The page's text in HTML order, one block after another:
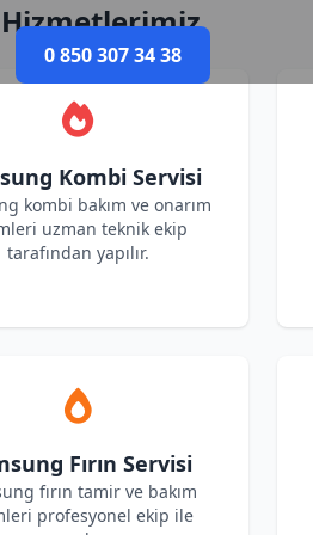
0 850 307 34 38
Kombi Servisi
kombi bakım ve onarım
uzman teknik ekip
tarafından yapılır.
Fırın Servisi
fırın tamir ve bakım
profesyonel ekip ile